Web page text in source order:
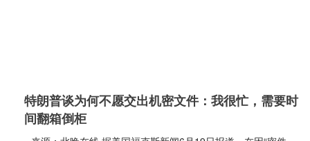
特朗普谈为何不愿交出机密文件：我很忙，需要时
间翻箱倒柜